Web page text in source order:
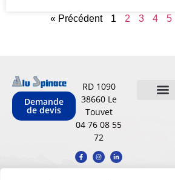
« Précédent 1 2 3 4 5
Demande
de devis
RD 1090
38660 Le
Touvet
04 76 08 55
72